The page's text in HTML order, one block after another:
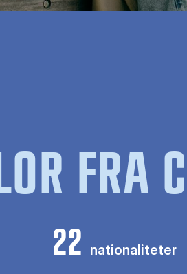
FRA
22 nationaliteter